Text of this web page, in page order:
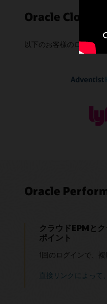
Oracle Cloud
以下のお客様のロゴをク
Oracle
クラウドEPMと
ポイント
1回のログインで、
直接リンクによって